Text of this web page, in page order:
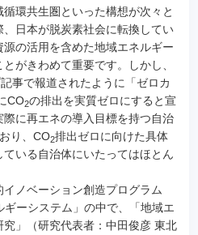
環共生圏といった構想が次々と
日本が脱炭素社会に転換してい
の活用を含めた地域エネルギー
がきわめて重要です。しかし、
事で報道されたように「ゼロカ
CO2の排出を実質ゼロにすると宣
に再エネの導入目標を持つ自治
り、CO2排出ゼロに向けた具体
いる自治体にいたってはほとん
ノベーション創造プログラム
ギーシステム」の中で、「地域エ
」（研究代表者：中田俊彦 東北